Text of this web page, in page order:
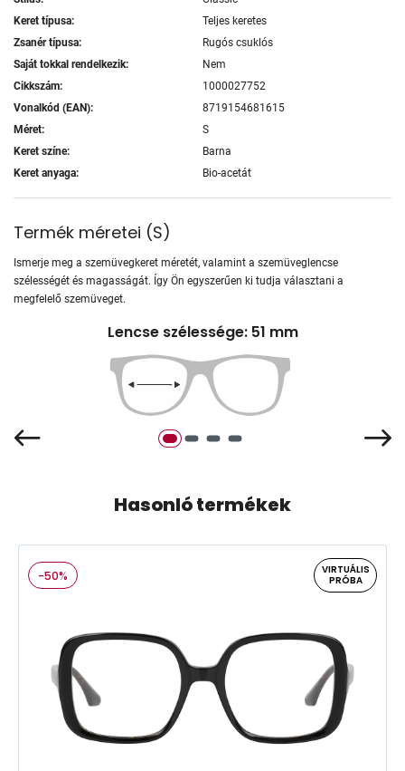
Keret típusa:
Teljes keretes
Zsanér típusa:
Rugós csuklós
Saját tokkal rendelkezik:
Nem
Cikkszám:
1000027752
Vonalkód (EAN):
8719154681615
Méret:
S
Keret színe:
Barna
Keret anyaga:
Bio-acetát
Termék méretei (S)
Ismerje meg a szemüvegkeret méretét, valamint a szemüveglencse
szélességét és magasságát. Így Ön egyszerűen ki tudja választani a
megfelelő szemüveget.
Lencse szélessége: 51 mm
Hasonló termékek
-50%
VIRTUÁLIS
PRÓBA